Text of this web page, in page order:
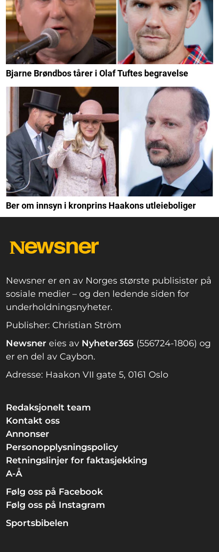
Bjarne Brøndbos tårer i Olaf Tuftes begravelse
Ber om innsyn i kronprins Haakons utleieboliger
Newsner er en av Norges største publisister på
sosiale medier – og den ledende siden for
underholdningsnyheter.
Publisher: Christian Ström
Newsner eies av Nyheter365 (556724-1806) og
er en del av Caybon.
Adresse: Haakon VII gate 5, 0161 Oslo
Redaksjonelt team
Kontakt oss
Annonser
Personopplysningspolicy
Retningslinjer for faktasjekking
A-Å
Følg oss på Facebook
Følg oss på Instagram
Sportsbibelen